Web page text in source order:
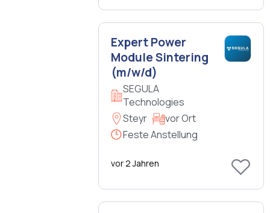
Expert Power
Module Sintering
(m/w/d)
SEGULA
Technologies
Steyr
vor Ort
Feste Anstellung
vor 2 Jahren